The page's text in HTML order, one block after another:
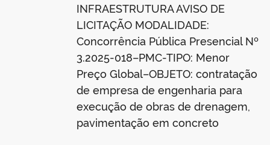
INFRAESTRUTURA AVISO DE
LICITAÇÃO MODALIDADE:
Concorrência Pública Presencial Nº
3.2025-018–PMC-TIPO: Menor
Preço Global–OBJETO: contratação
de empresa de engenharia para
execução de obras de drenagem,
pavimentação em concreto